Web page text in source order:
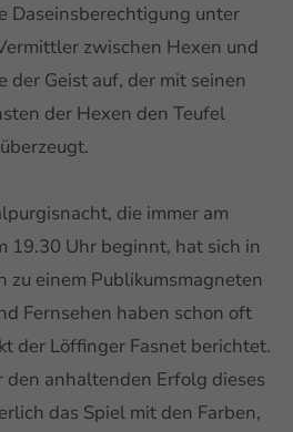
ligula eget dolor. Aenean
natoque penatibus et
montes, nascetur
quam felis, ultricies nec.
Daseinsberechtigung unter
zwischen Hexen und
der Geist auf, der mit seinen
der Hexen den Teufel
überzeugt.
die immer am
19.30 Uhr beginnt, hat sich in
zu einem Publikumsmagneten
Fernsehen haben schon oft
der Löffinger Fasnet berichtet.
anhaltenden Erfolg dieses
das Spiel mit den Farben,